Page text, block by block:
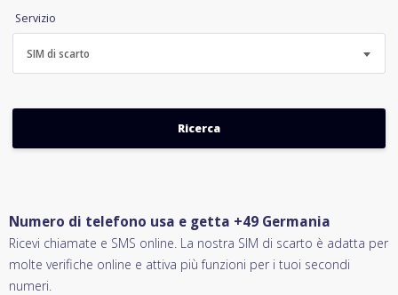
Servizio
SIM di scarto
Numero di telefono usa e getta +49 Germania
Ricevi chiamate e SMS online. La nostra SIM di scarto è adatta per
molte verifiche online e attiva più funzioni per i tuoi secondi
numeri.